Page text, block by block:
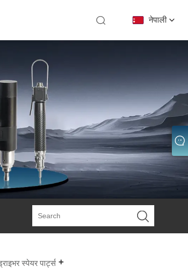
नेपाली
स्पेयर पार्ट्स